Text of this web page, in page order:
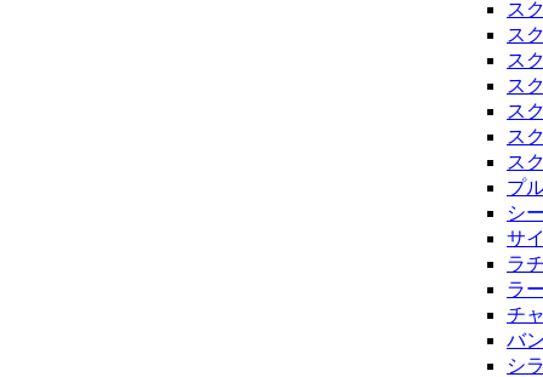
ス
ス
ス
ス
ス
ス
ス
プ
シ
サ
ラ
ラ
チ
バ
シ